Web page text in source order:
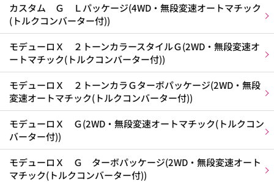
カスタム Ｇ Ｌパッケージ(4WD・無段変速オートマチック
(トルクコンバーター付))
モデューロＸ ２トーンカラースタイルＧ(2WD・無段変速オ
ートマチック(トルクコンバーター付))
モデューロＸ ２トーンカラＧターボパッケージ(2WD・無段
変速オートマチック(トルクコンバーター付))
モデューロＸ Ｇ(2WD・無段変速オートマチック(トルクコン
バーター付))
モデューロＸ Ｇ ターボパッケージ(2WD・無段変速オート
マチック(トルクコンバーター付))